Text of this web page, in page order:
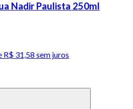
Nadir Paulista 250ml
R$ 31,58 sem juros